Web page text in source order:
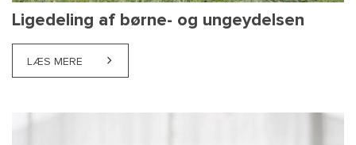
Ligedeling af børne- og ungeydelsen
LÆS MERE ABOUT LIGEDELING AF BØRNE- OG UNGEYDELSEN